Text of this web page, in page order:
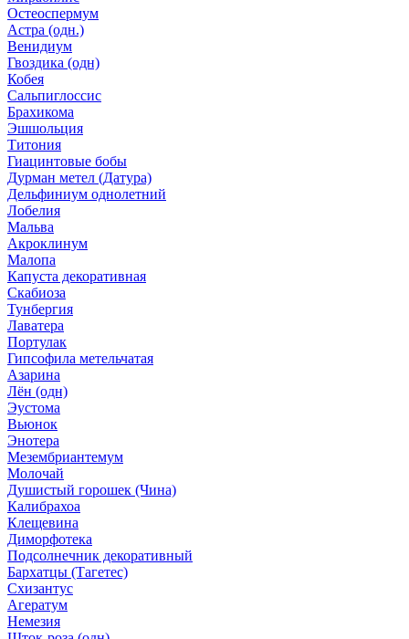
Остеоспермум
Астра (одн.)
Венидиум
Гвоздика (одн)
Кобея
Сальпиглоссис
Брахикома
Эшшольция
Титония
Гиацинтовые бобы
Дурман метел (Датура)
Дельфиниум однолетний
Лобелия
Мальва
Акроклинум
Малопа
Капуста декоративная
Скабиоза
Тунбергия
Лаватера
Портулак
Гипсофила метельчатая
Азарина
Лён (одн)
Эустома
Вьюнок
Энотера
Мезембриантемум
Молочай
Душистый горошек (Чина)
Калибрахоа
Клещевина
Диморфотека
Подсолнечник декоративный
Бархатцы (Тагетес)
Схизантус
Агератум
Немезия